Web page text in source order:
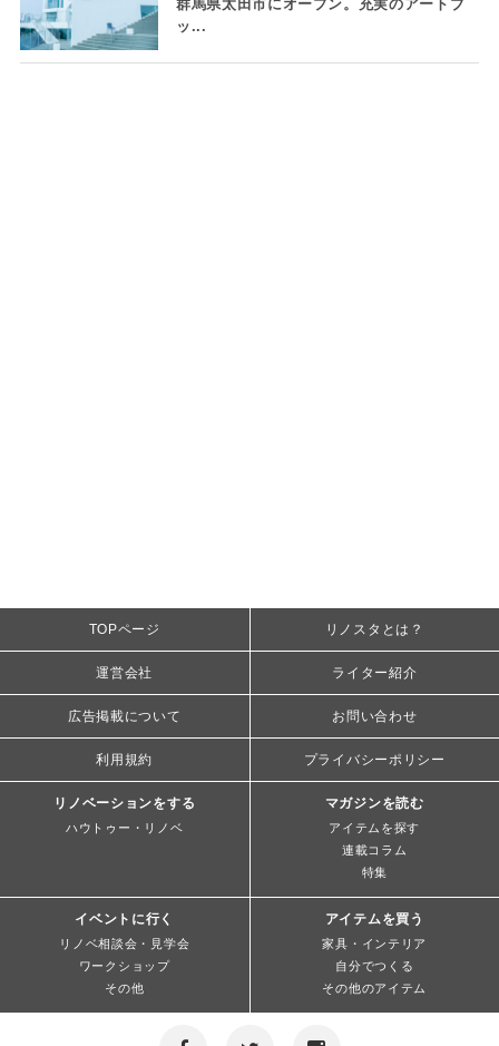
群馬県太田市にオープン。充実のアートブ
ッ...
TOPページ リノスタとは？
運営会社 ライター紹介
広告掲載について お問い合わせ
利用規約 プライバシーポリシー
リノベーションをする
ハウトゥー・リノベ
マガジンを読む
アイテムを探す
連載コラム
特集
イベントに行く
リノベ相談会・見学会
ワークショップ
その他
アイテムを買う
家具・インテリア
自分でつくる
その他のアイテム